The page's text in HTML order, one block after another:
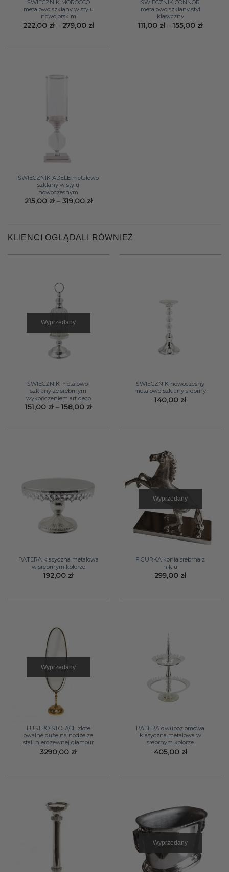
ŚWIECZNIK MOROCCO
metalowo szklany w stylu
nowojorskim
222,00 zł – 279,00 złZakres
do
ŚWIECZNIK CONNOR
metalowo szklany styl
klasyczny
111,00 zł – 155,00 złZakres
ŚWIECZNIK ADELE metalowo
szklany w stylu
nowoczesnym
215,00 zł – 319,00 złZakres
319,00 zł
KLIENCI OGLĄDALI RÓWNIEŻ
Wyprzedany
ŚWIECZNIK metalowo-
szklany ze srebrnym
wykończeniem art deco
151,00 zł – 158,00 złZakres
do
ŚWIECZNIK nowoczesny
metalowo-szklany srebrny
140,00 zł
PATERA klasyczna metalowa
w srebrnym kolorze
192,00 zł
Wyprzedany
FIGURKA konia srebrna z
niklu
299,00 zł
Wyprzedany
LUSTRO STOJĄCE złote
owalne duże na nodze ze
stali nierdzewnej glamour
3290,00 zł
PATERA dwupoziomowa
klasyczna metalowa w
srebrnym kolorze
405,00 zł
Wyprzedany